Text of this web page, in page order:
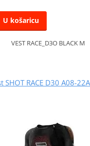
U košaricu
VEST RACE_D3O BLACK M
SHOT RACE D30 A08-